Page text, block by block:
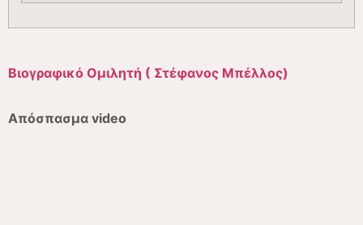
Βιογραφικό Ομιλητή ( Στέφανος Μπέλλος)
Απόσπασμα video